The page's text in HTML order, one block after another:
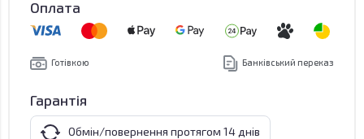
Оплата
Готівкою Банківський переказ
Гарантія
Обмін/повернення протягом 14 днів